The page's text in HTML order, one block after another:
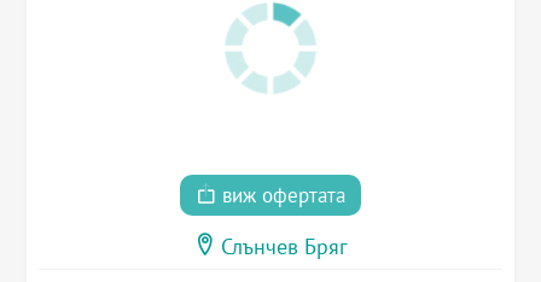
виж офертата
Слънчев Бряг